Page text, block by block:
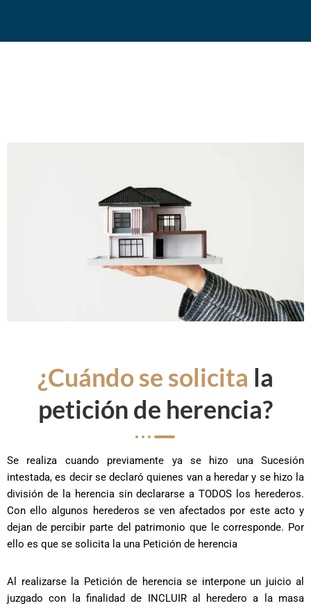
¿Cuándo se solicita la
petición de herencia?
Se realiza cuando previamente ya se hizo una Sucesión
intestada, es decir se declaró quienes van a heredar y se hizo la
división de la herencia sin declararse a TODOS los herederos.
Con ello algunos herederos se ven afectados por este acto y
dejan de percibir parte del patrimonio que le corresponde. Por
ello es que se solicita la una Petición de herencia
Al realizarse la Petición de herencia se interpone un juicio al
juzgado con la finalidad de INCLUIR al heredero a la masa